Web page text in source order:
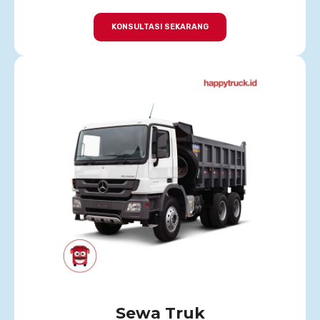
KONSULTASI SEKARANG
Sewa Truk